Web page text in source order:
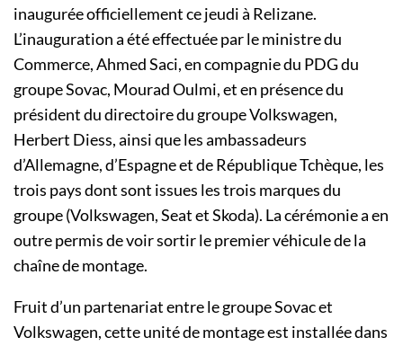
inaugurée officiellement ce jeudi à Relizane.
L’inauguration a été effectuée par le ministre du
Commerce, Ahmed Saci, en compagnie du PDG du
groupe Sovac, Mourad Oulmi, et en présence du
président du directoire du groupe Volkswagen,
Herbert Diess, ainsi que les ambassadeurs
d’Allemagne, d’Espagne et de République Tchèque, les
trois pays dont sont issues les trois marques du
groupe (Volkswagen, Seat et Skoda). La cérémonie a en
outre permis de voir sortir le premier véhicule de la
chaîne de montage.
Fruit d’un partenariat entre le groupe Sovac et
Volkswagen, cette unité de montage est installée dans